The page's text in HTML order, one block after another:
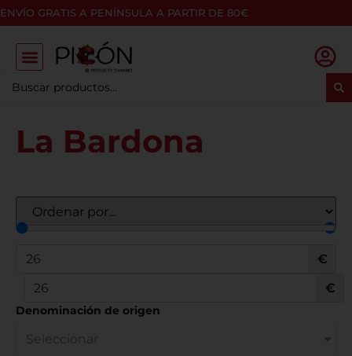
ENVÍO GRATIS A PENÍNSULA A PARTIR DE 80€
La Bardona
€
€
Denominación de origen
Seleccionar